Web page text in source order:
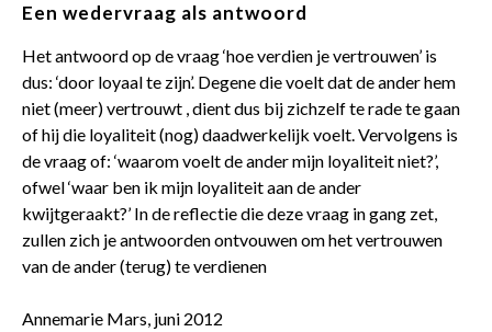
Een wedervraag als antwoord
Het antwoord op de vraag ‘hoe verdien je vertrouwen’ is
dus: ‘door loyaal te zijn’. Degene die voelt dat de ander hem
niet (meer) vertrouwt , dient dus bij zichzelf te rade te gaan
of hij die loyaliteit (nog) daadwerkelijk voelt. Vervolgens is
de vraag of: ‘waarom voelt de ander mijn loyaliteit niet?’,
ofwel ‘waar ben ik mijn loyaliteit aan de ander
kwijtgeraakt?’ In de reflectie die deze vraag in gang zet,
zullen zich je antwoorden ontvouwen om het vertrouwen
van de ander (terug) te verdienen
Annemarie Mars, juni 2012